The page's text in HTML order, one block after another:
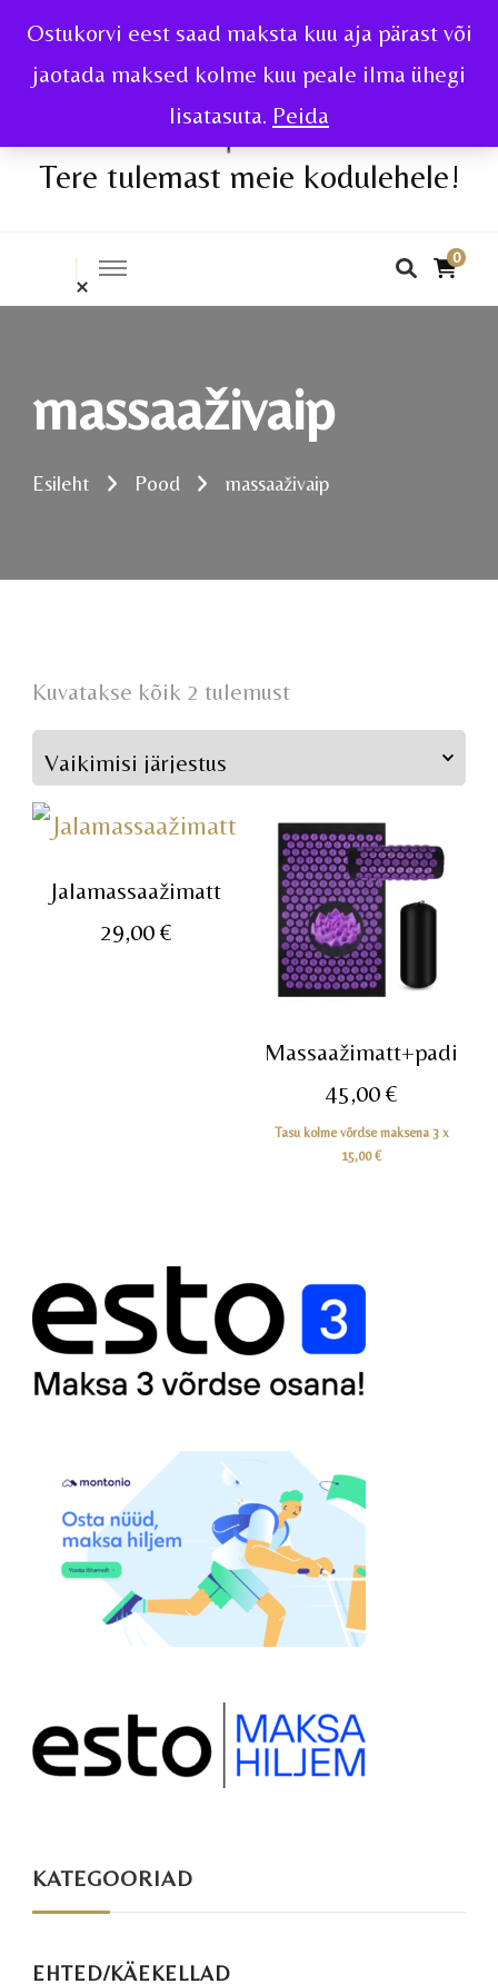
Ostukorvi eest saad maksta kuu aja pärast või
jaotada maksed kolme kuu peale ilma ühegi
lisatasuta. Peida
Tere tulemast meie kodulehele!
0
massaaživaip
Esileht Pood massaaživaip
Kuvatakse kõik 2 tulemust
Jalamassaažimatt
29,00€
Massaažimatt+padi
45,00 €
Tasu kolme võrdse maksena 3 x
15,00€
KATEGOORIAD
EHTED/KÄEKELLAD